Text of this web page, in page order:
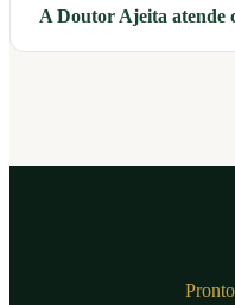
A Doutor Ajeita atende